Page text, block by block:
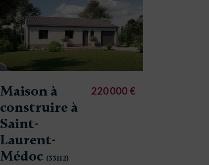
Maison à
construire à
Saint-
Laurent-
Médoc (33112)
220 000 €